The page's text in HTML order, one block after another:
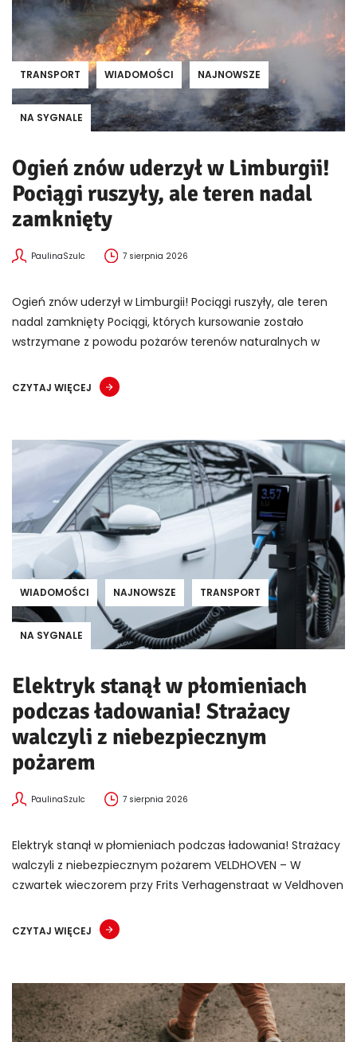
TRANSPORT WIADOMOŚCI NAJNOWSZE
NA SYGNALE
Ogień znów uderzył w Limburgii!
Pociągi ruszyły, ale teren nadal
zamknięty
PaulinaSzulc 7 sierpnia 2026
Ogień znów uderzył w Limburgii! Pociągi ruszyły, ale teren
nadal zamknięty Pociągi, których kursowanie zostało
wstrzymane z powodu pożarów terenów naturalnych w
CZYTAJ WIĘCEJ
WIADOMOŚCI NAJNOWSZE TRANSPORT
NA SYGNALE
Elektryk stanął w płomieniach
podczas ładowania! Strażacy
walczyli z niebezpiecznym
pożarem
PaulinaSzulc 7 sierpnia 2026
Elektryk stanął w płomieniach podczas ładowania! Strażacy
walczyli z niebezpiecznym pożarem VELDHOVEN – W
czwartek wieczorem przy Frits Verhagenstraat w Veldhoven
CZYTAJ WIĘCEJ